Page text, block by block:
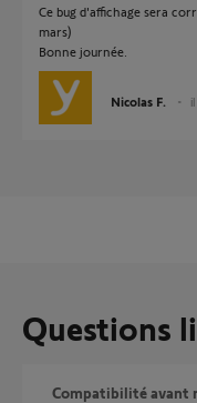
Ce bug d'affichage sera
mars)
Bonne journée.
Nicolas F.
Questions
compatibilité avant